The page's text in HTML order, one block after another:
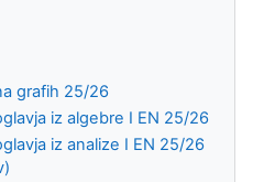
grafih 25/26
iz algebre I EN 25/26
iz analize I EN 25/26